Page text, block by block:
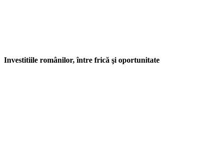
Investitiile românilor, între frică şi oportunitate